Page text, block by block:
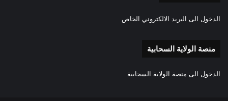
الدخول الى البريد الالكتروني الخاص
منصة الولاية السحابية
الدخول الى منصة الولاية السحابية